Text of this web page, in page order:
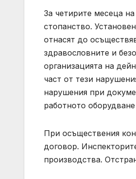
За четирите месеца
стопанство.
отнасят до
здравословните и
организацията на
част от тези
нарушения при
работното
При осъществения
договор.
производства.